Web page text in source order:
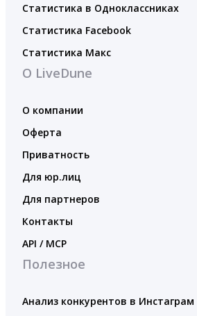
Статистика в Одноклассниках
Статистика Facebook
Статистика Макс
О LiveDune
О компании
Оферта
Приватность
Для юр.лиц
Для партнеров
Контакты
API / MCP
Полезное
Анализ конкурентов в Инстаграм